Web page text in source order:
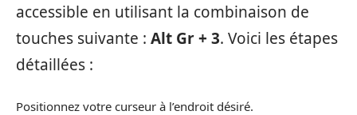
accessible en utilisant la combinaison de
touches suivante : Alt Gr + 3. Voici les étapes
détaillées :
Positionnez votre curseur à l’endroit désiré.